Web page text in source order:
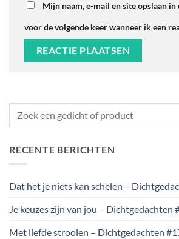
Mijn naam, e-mail en site opslaan
voor de volgende keer wanneer ik een
RECENTE BERICHTEN
Dat het je niets kan schelen –
Je keuzes zijn van jou – Dichtgedachten
Met liefde strooien – Dichtgedachten